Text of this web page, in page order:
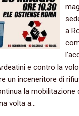
a
e contro la
un inceneritore di
la mobilitazione
volta a…